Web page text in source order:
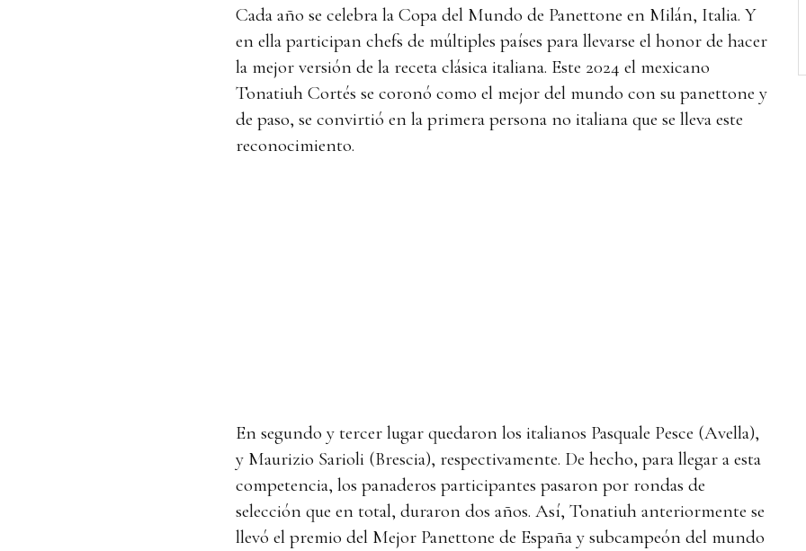
Cada año se celebra la Copa del Mundo de Panettone en Milán, Italia. Y
en ella participan chefs de múltiples países para llevarse el honor de hacer
la mejor versión de la receta clásica italiana. Este 2024 el mexicano
Tonatiuh Cortés se coronó como el mejor del mundo con su panettone y
de paso, se convirtió en la primera persona no italiana que se lleva este
reconocimiento.
En segundo y tercer lugar quedaron los italianos Pasquale Pesce (Avella),
y Maurizio Sarioli (Brescia), respectivamente. De hecho, para llegar a esta
competencia, los panaderos participantes pasaron por rondas de
selección que en total, duraron dos años. Así, Tonatiuh anteriormente se
llevó el premio del Mejor Panettone de España y subcampeón del mundo